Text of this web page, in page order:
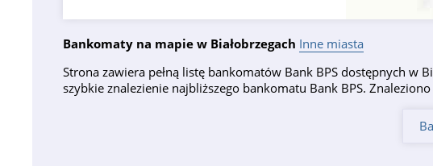
Bankomaty na mapie w Białobrzegach Inne miasta
Strona zawiera pełną listę bankomatów Bank BPS dostępnych w
szybkie znalezienie najbliższego bankomatu Bank BPS.